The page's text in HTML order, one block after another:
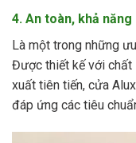
4. An toàn, khả
Là một trong những
Được thiết kế với chất
xuất tiên tiến, cửa
đáp ứng các tiêu